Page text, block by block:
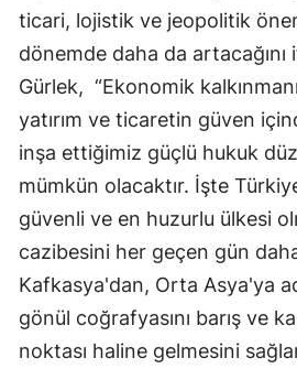
ticari, lojistik ve jeopolitik
dönemde daha da artacağını
Gürlek, “Ekonomik
yatırım ve ticaretin güven
inşa ettiğimiz güçlü hukuk
mümkün olacaktır. İşte
güvenli ve en huzurlu ülkesi
cazibesini her geçen gün
Kafkasya'dan, Orta Asya'ya
gönül coğrafyasını barış ve
noktası haline gelmesini